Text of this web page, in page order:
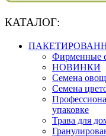
КАТАЛОГ:
Фирменные
НОВИНКИ
Семена
Семена
упаковке
Трава для